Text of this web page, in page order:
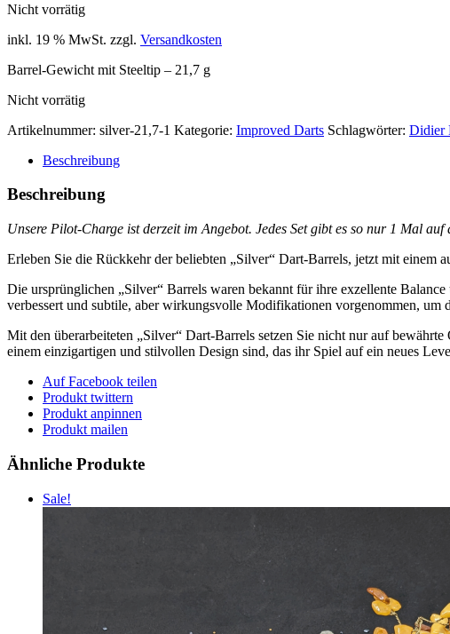
war:
Nicht vorrätig
inkl. 19 % MwSt. zzgl. Versandkosten
Barrel-Gewicht mit Steeltip – 21,7 g
Nicht vorrätig
Artikelnummer: silver-21,7-1 Kategorie: Improved Darts Schlagwörter: Didier
Beschreibung
Beschreibung
Unsere Pilot-Charge ist derzeit im Angebot. Jedes Set gibt es so nur 1 Mal auf
Erleben Sie die Rückkehr der beliebten „Silver“ Dart-Barrels, jetzt mit einem
Die ursprünglichen „Silver“ Barrels waren bekannt für ihre exzellente
verbessert und subtile, aber wirkungsvolle Modifikationen vorgenommen, um
Mit den überarbeiteten „Silver“ Dart-Barrels setzen Sie nicht nur auf
einem einzigartigen und stilvollen Design sind, das ihr Spiel auf ein neues
Auf Facebook teilen
Produkt twittern
Produkt anpinnen
Produkt mailen
Ähnliche Produkte
Sale!